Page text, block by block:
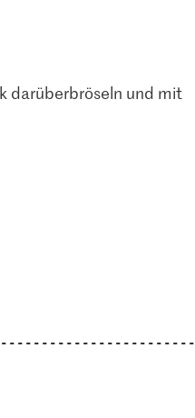
3.00
darüberbröseln und mit